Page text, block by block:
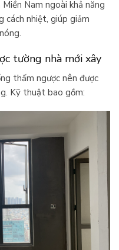
Nam ngoài khả năng
cách nhiệt, giúp giảm
tường nhà mới xây
thấm ngược nên được
Kỹ thuật bao gồm: